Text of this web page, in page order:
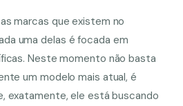
marcas que existem no
uma delas é focada em
Neste momento não basta
um modelo mais atual, é
exatamente, ele está buscando